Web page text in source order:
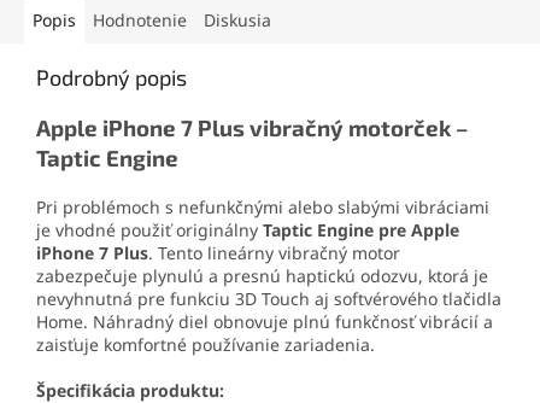
Pluspri poškodení.
Popis Hodnotenie Diskusia
Podrobný popis
C
h
a
T
p
o
v
e
Apple iPhone 7 Plus vibračný motorček –
Taptic Engine
Pri problémoch s nefunkčnými alebo slabými vibráciami
je vhodné použiť originálny Taptic Engine pre Apple
iPhone 7 Plus. Tento lineárny vibračný motor
zabezpečuje plynulú a presnú haptickú odozvu, ktorá je
nevyhnutná pre funkciu 3D Touch aj softvérového tlačidla
Home. Náhradný diel obnovuje plnú funkčnosť vibrácií a
zaisťuje komfortné používanie zariadenia.
Špecifikácia produktu: